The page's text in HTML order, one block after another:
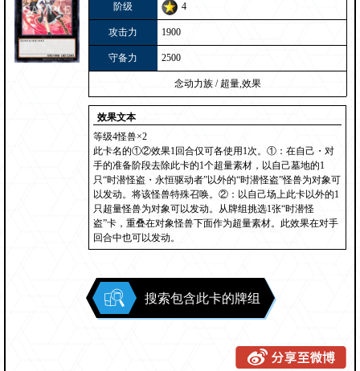
阶级 4
攻击力 1900
守备力 2500
念动力族 / 超量,效果
效果文本
等级4怪兽×2
此卡名的①②效果1回合仅可各使用1次。①：在自己・对
手的准备阶段去除此卡的1个超量素材，以自己墓地的1
只“时潜怪盗・永恒驱动者”以外的“时潜怪盗”怪兽为对象可
以发动。将该怪兽特殊召唤。②：以自己场上此卡以外的1
只超量怪兽为对象可以发动。从牌组挑选1张“时潜怪
盗”卡，重叠在对象怪兽下面作为超量素材。此效果在对手
回合中也可以发动。
搜索包含此卡的牌组